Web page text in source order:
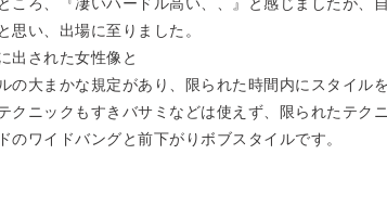
思い、出場に至りました。
出された女性像と
の大まかな規定があり、限られた時間内にスタイル
クニックもすきバサミなどは使えず、限られたテク
のワイドバングと前下がりボブスタイルです。